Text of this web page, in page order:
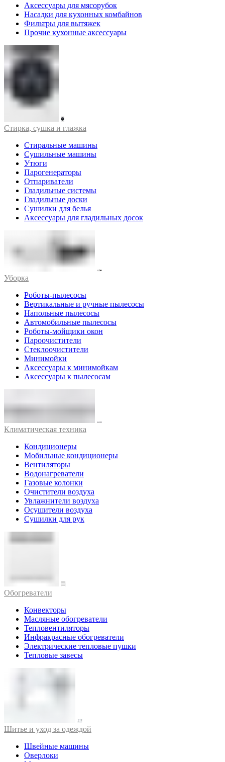
Аксессуары для мясорубок
Насадки для кухонных комбайнов
Фильтры для вытяжек
Прочие кухонные аксессуары
Стирка, сушка и глажка
Стиральные машины
Сушильные машины
Утюги
Парогенераторы
Отпариватели
Гладильные системы
Гладильные доски
Сушилки для белья
Аксессуары для гладильных досок
Уборка
Роботы-пылесосы
Вертикальные и ручные пылесосы
Напольные пылесосы
Автомобильные пылесосы
Роботы-мойщики окон
Пароочистители
Стеклоочистители
Минимойки
Аксессуары к минимойкам
Аксессуары к пылесосам
Климатическая техника
Кондиционеры
Мобильные кондиционеры
Вентиляторы
Водонагреватели
Газовые колонки
Очистители воздуха
Увлажнители воздуха
Осушители воздуха
Сушилки для рук
Обогреватели
Конвекторы
Масляные обогреватели
Тепловентиляторы
Инфракрасные обогреватели
Электрические тепловые пушки
Тепловые завесы
Шитье и уход за одеждой
Швейные машины
Оверлоки